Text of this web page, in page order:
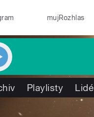
mujRozhlas
Playlisty Lidé